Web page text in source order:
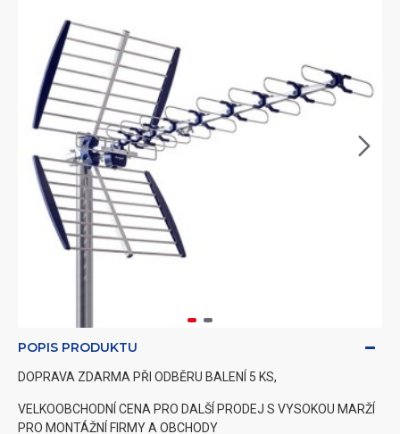
POPIS PRODUKTU
DOPRAVA ZDARMA PŘI ODBĚRU BALENÍ 5 KS,
VELKOOBCHODNÍ CENA PRO DALŠÍ PRODEJ S VYSOKOU MARŽÍ
PRO MONTÁŽNÍ FIRMY A OBCHODY